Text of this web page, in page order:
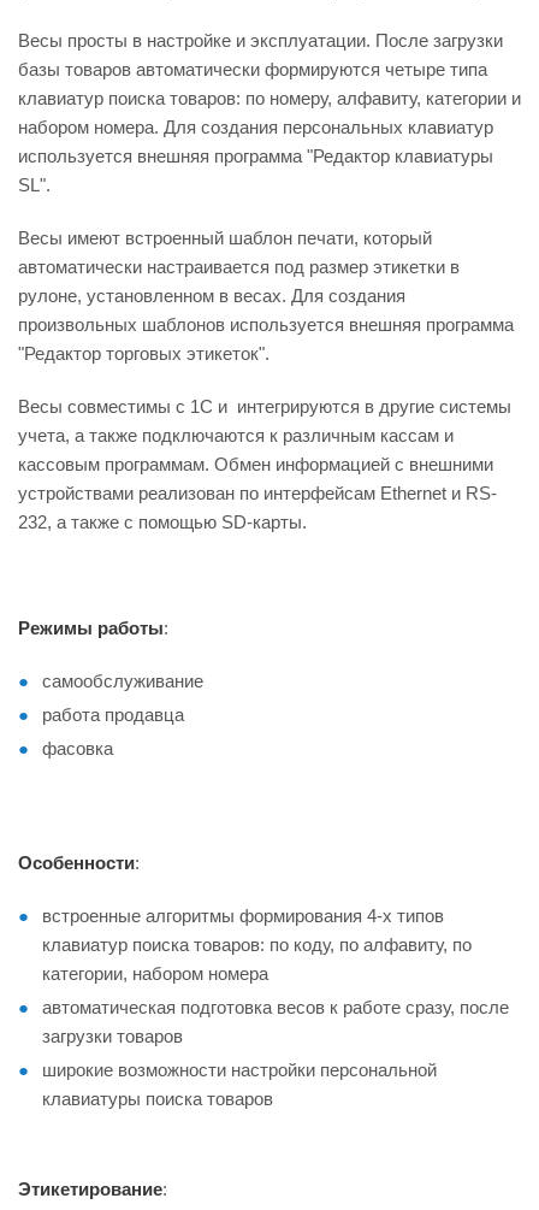
Весы просты в настройке и эксплуатации. После загрузки
базы товаров автоматически формируются четыре типа
клавиатур поиска товаров: по номеру, алфавиту, категории и
набором номера. Для создания персональных клавиатур
используется внешняя программа "Редактор клавиатуры
SL".
Весы имеют встроенный шаблон печати, который
автоматически настраивается под размер этикетки в
рулоне, установленном в весах. Для создания
произвольных шаблонов используется внешняя программа
"Редактор торговых этикеток".
Весы совместимы с 1С и интегрируются в другие системы
учета, а также подключаются к различным кассам и
кассовым программам. Обмен информацией с внешними
устройствами реализован по интерфейсам Ethernet и RS-
232, а также с помощью SD-карты.
Режимы работы:
самообслуживание
работа продавца
фасовка
Особенности:
встроенные алгоритмы формирования 4-х типов
клавиатур поиска товаров: по коду, по алфавиту, по
категории, набором номера
автоматическая подготовка весов к работе сразу, после
загрузки товаров
широкие возможности настройки персональной
клавиатуры поиска товаров
Этикетирование: